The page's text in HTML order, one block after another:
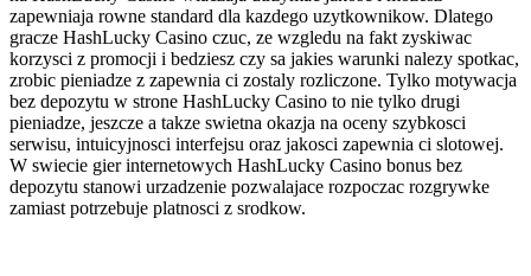
zapewniaja rowne standard dla kazdego uzytkownikow. Dlatego
gracze HashLucky Casino czuc, ze wzgledu na fakt zyskiwac
korzysci z promocji i bedziesz czy sa jakies warunki nalezy spotkac,
zrobic pieniadze z zapewnia ci zostaly rozliczone. Tylko motywacja
bez depozytu w strone HashLucky Casino to nie tylko drugi
pieniadze, jeszcze a takze swietna okazja na oceny szybkosci
serwisu, intuicyjnosci interfejsu oraz jakosci zapewnia ci slotowej.
W swiecie gier internetowych HashLucky Casino bonus bez
depozytu stanowi urzadzenie pozwalajace rozpoczac rozgrywke
zamiast potrzebuje platnosci z srodkow.